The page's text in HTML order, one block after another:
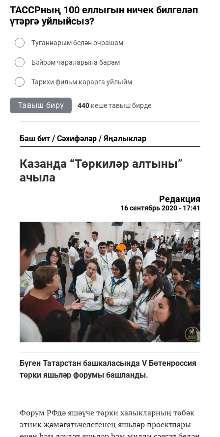
ТАССРның 100 еллыгын ничек билгеләп
үтәргә уйлыйсыз?
Туганнарым белән очрашам
Бәйрәм чараларына барам
Тарихи фильм карарга уйлыйм
Тавыш бирү 440 кеше тавыш бирде
Баш бит Сәхифәләр Яңалыклар
Казанда “Төркиләр алтыны”
ачыла
Редакция
16 сентябрь 2020 - 17:41
Бүген Татарстан башкаласында V Бөтенроссия
төрки яшьләр форумы башланды.
Форум РФдә яшәүче төрки халыкларның төбәк
этник җәмәгатьчелегенең яшьләр проектлары